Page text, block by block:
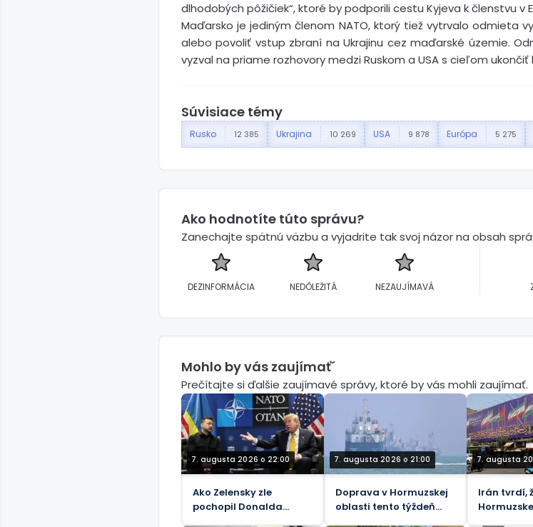
dlhodobých pôžičiek“, ktoré by podporili cestu Kyjeva k členstvu v
Maďarsko je jediným členom NATO, ktorý tiež vytrvalo odmieta
alebo povoliť vstup zbraní na Ukrajinu cez maďarské územie.
vyzval na priame rozhovory medzi Ruskom a USA s cieľom ukončiť
Súvisiace témy
Rusko 12 385 Ukrajina 10 269 USA 9 878 Európa 5 275
Ako hodnotíte túto správu?
Zanechajte spätnú väzbu a vyjadrite tak svoj názor na obsah
DEZINFORMÁCIA NEDÔLEŽITÁ NEZAUJÍMAVÁ
Mohlo by vás zaujímať´
Prečítajte si ďalšie zaujímavé správy, ktoré by vás mohli zaujímať.
7. augusta 2026 o 22:00
Ako Zelensky zle
pochopil Donalda
7. augusta 2026 o 21:00
Doprava v Hormuzskej
oblasti tento týždeň
7. augusta
Irán tvrdí,